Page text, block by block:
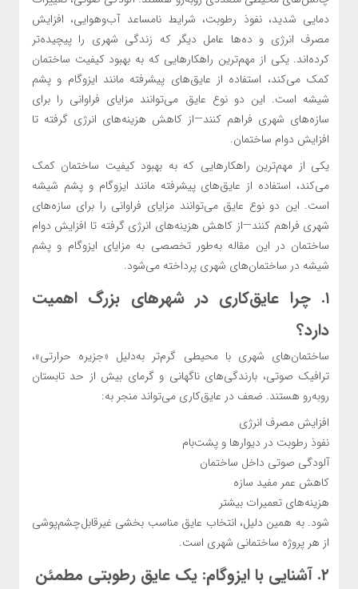
دمایی شدید، نفوذ رطوبت، شرایط نامساعد آب‌وهوایی، افزایش
مصرف انرژی و ده‌ها عامل دیگر که زندگی شهری را پیچیده‌تر
کرده‌اند. یکی از مهم‌ترین راهکارهایی که به بهبود کیفیت ساختمان
کمک می‌کند، استفاده از عایق‌های پیشرفته مانند ایزوگام و پشم
شیشه است. این دو نوع عایق می‌توانند مزایای فراوانی را برای
سازه‌های شهری فراهم کنند—از کاهش هزینه‌های انرژی گرفته تا
افزایش دوام ساختمان.
یکی از مهم‌ترین راهکارهایی که به بهبود کیفیت ساختمان کمک
می‌کند، استفاده از عایق‌های پیشرفته مانند ایزوگام و پشم شیشه
است. این دو نوع عایق می‌توانند مزایای فراوانی را برای سازه‌های
شهری فراهم کنند—از کاهش هزینه‌های انرژی گرفته تا افزایش دوام
ساختمان در این مقاله به‌طور تخصصی به مزایای ایزوگام و پشم
شیشه در ساختمان‌های شهری پرداخته می‌شود.
۱. چرا عایق‌کاری در شهرهای بزرگ اهمیت
دارد؟
ساختمان‌های شهری با محیطی گرم‌تر به‌دلیل «جزیره حرارتی»،
ترافیک صوتی، بارندگی‌های ناگهانی و گرمای بیش از حد تابستان
روبه‌رو هستند. ضعف در عایق‌کاری می‌تواند منجر به:
افزایش مصرف انرژی
نفوذ رطوبت در دیوارها و پشت‌بام
آلودگی صوتی داخل ساختمان
کاهش عمر مفید سازه
هزینه‌های تعمیرات بیشتر
شود. به همین دلیل، انتخاب عایق مناسب بخشی غیرقابل‌چشم‌پوشی
از هر پروژه ساختمانی شهری است.
۲. آشنایی با ایزوگام: یک عایق رطوبتی مطمئن